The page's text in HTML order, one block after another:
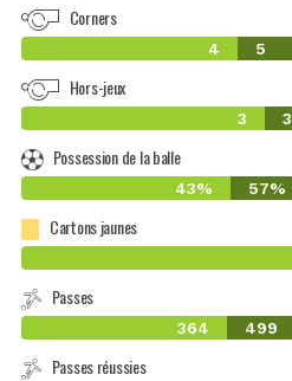
Corners
4 5
Hors-jeux
3 3
Possession de la balle
43% 57%
Cartons jaunes
Passes
364 499
Passes réussies